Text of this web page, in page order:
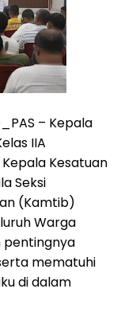
– Kepala
IIA
Kesatuan
Seksi
(Kamtib)
Warga
pentingnya
mematuhi
di dalam